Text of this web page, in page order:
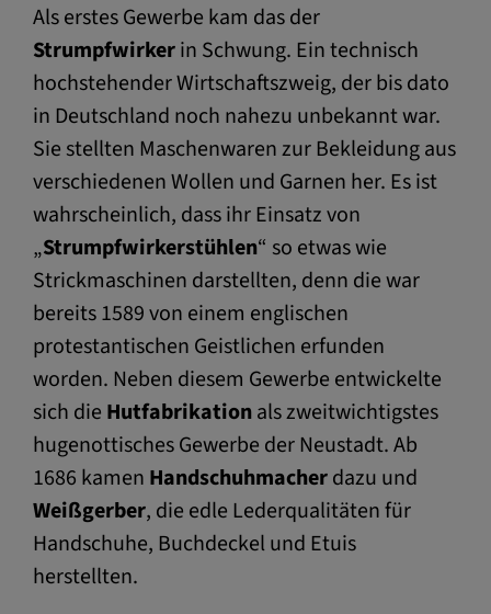
Als erstes Gewerbe kam das der
Strumpfwirkerin Schwung. Ein technisch
hochstehender Wirtschaftszweig, der bis dato
in Deutschland noch nahezu unbekannt war.
Sie stellten Maschenwaren zur Bekleidung aus
verschiedenen Wollen und Garnen her. Es ist
wahrscheinlich, dass ihr Einsatz von
„Strumpfwirkerstühlen“ so etwas wie
Strickmaschinen darstellten, denn die war
bereits 1589 von einem englischen
protestantischen Geistlichen erfunden
worden. Neben diesem Gewerbe entwickelte
sich die Hutfabrikationals zweitwichtigstes
hugenottisches Gewerbe der Neustadt. Ab
1686 kamen Handschuhmacherdazu und
Weißgerber, die edle Lederqualitäten für
Handschuhe, Buchdeckel und Etuis
herstellten.